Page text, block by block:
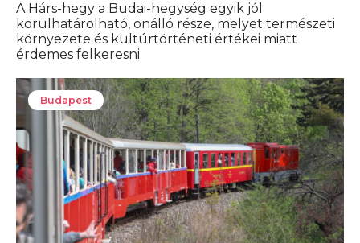
A Hárs-hegy a Budai-hegység egyik jól
körülhatárolható, önálló része, melyet természeti
környezete és kultúrtörténeti értékei miatt
érdemes felkeresni.
Budapest